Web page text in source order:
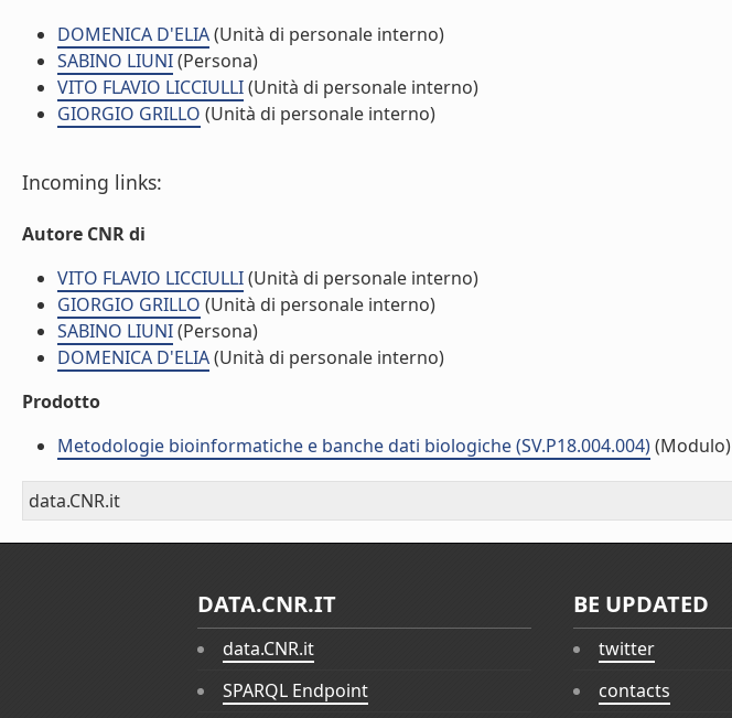
DOMENICA D'ELIA(Unità di personale interno)
SABINO LIUNI(Persona)
VITO FLAVIO LICCIULLI(Unità di personale interno)
GIORGIO GRILLO (Unità di personale interno)
Incoming links:
Autore CNR di
VITO FLAVIO LICCIULLI(Unità di personale interno)
GIORGIO GRILLO (Unità di personale interno)
SABINO LIUNI(Persona)
DOMENICA D'ELIA(Unità di personale interno)
Prodotto
Metodologie bioinformatiche e banche dati biologiche (SV.P18.004.004)(Modulo)
data.CNR.it
DATA.CNR.IT
data.CNR.it
SPARQL Endpoint
BE UPDATED
twitter
contacts